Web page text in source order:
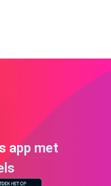
app met